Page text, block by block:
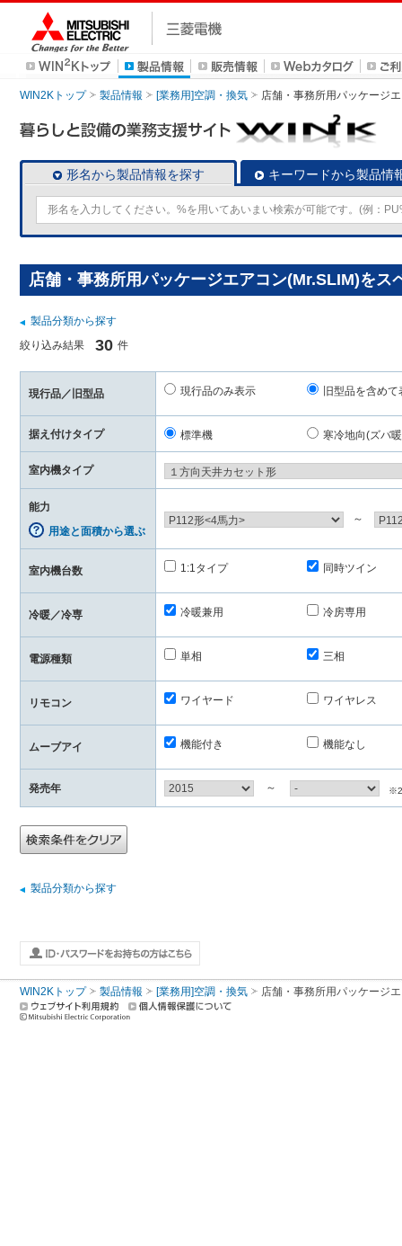
WIN2Kトップ 製品情報 [業務用]空調・換気 店舗・事務所用パッケージ
形名から製品情報を探す キーワードから製品情
店舗・事務所用パッケージエアコン(Mr.SLIM)をス
製品分類から探す
絞り込み結果
30 件
現行品／旧型品 現行品のみ表示 旧型品を含めて
据え付けタイプ 標準機 寒冷地向(ズバ
室内機タイプ
能力
用途と面積から選ぶ
～
室内機台数 1:1タイプ 同時ツイン
冷暖／冷専 冷暖兼用 冷房専用
電源種類 単相 三相
リモコン ワイヤード ワイヤレス
ムーブアイ 機能付き 機能なし
発売年 ～
製品分類から探す
WIN2Kトップ 製品情報 [業務用]空調・換気 店舗・事務所用パッケージ